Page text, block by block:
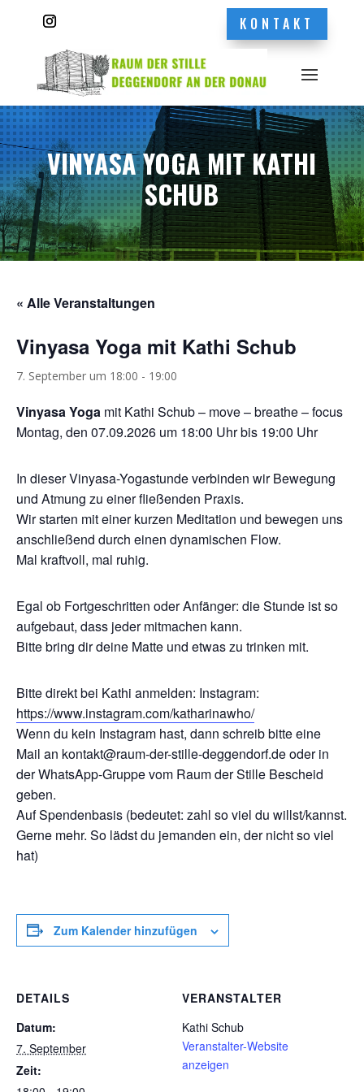
KONTAKT
VINYASA YOGA MIT KATHI
SCHUB
« Alle Veranstaltungen
Vinyasa Yoga mit Kathi Schub
7. September um 18:00 - 19:00
Vinyasa Yoga mit Kathi Schub – move – breathe – focus
Montag, den 07.09.2026 um 18:00 Uhr bis 19:00 Uhr
In dieser Vinyasa-Yogastunde verbinden wir Bewegung
und Atmung zu einer fließenden Praxis.
Wir starten mit einer kurzen Meditation und bewegen uns
anschließend durch einen dynamischen Flow.
Mal kraftvoll, mal ruhig.
Egal ob Fortgeschritten oder Anfänger: die Stunde ist so
aufgebaut, dass jeder mitmachen kann.
Bitte bring dir deine Matte und etwas zu trinken mit.
Bitte direkt bei Kathi anmelden: Instagram:
https://www.instagram.com/katharinawho/
Wenn du kein Instagram hast, dann schreib bitte eine
Mail an kontakt@raum-der-stille-deggendorf.de oder in
der WhatsApp-Gruppe vom Raum der Stille Bescheid
geben.
Auf Spendenbasis (bedeutet: zahl so viel du willst/kannst.
Gerne mehr. So lädst du jemanden ein, der nicht so viel
hat)
Zum Kalender hinzufügen
DETAILS
Datum:
7. September
Zeit:
VERANSTALTER
Kathi Schub
Veranstalter-Website
anzeigen